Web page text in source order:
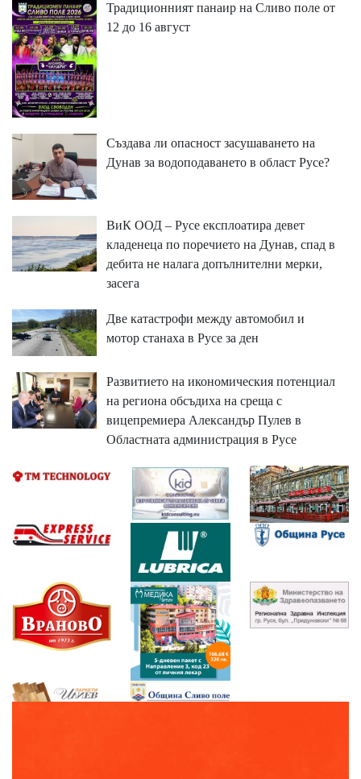
Традиционният панаир на Сливо поле от
12 до 16 август
Създава ли опасност засушаването на
Дунав за водоподаването в област Русе?
ВиК ООД – Русе експлоатира девет
кладенеца по поречието на Дунав, спад в
дебита не налага допълнителни мерки,
засега
Две катастрофи между автомобил и
мотор станаха в Русе за ден
Развитието на икономическия потенциал
на региона обсъдиха на среща с
вицепремиера Александър Пулев в
Областната администрация в Русе